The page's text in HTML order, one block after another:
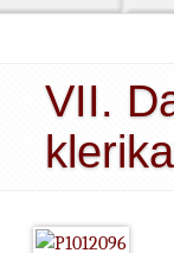
VII.